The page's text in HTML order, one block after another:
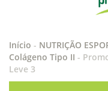
Início - NUTRIÇÃO
Colágeno Tipo II -
Leve 3